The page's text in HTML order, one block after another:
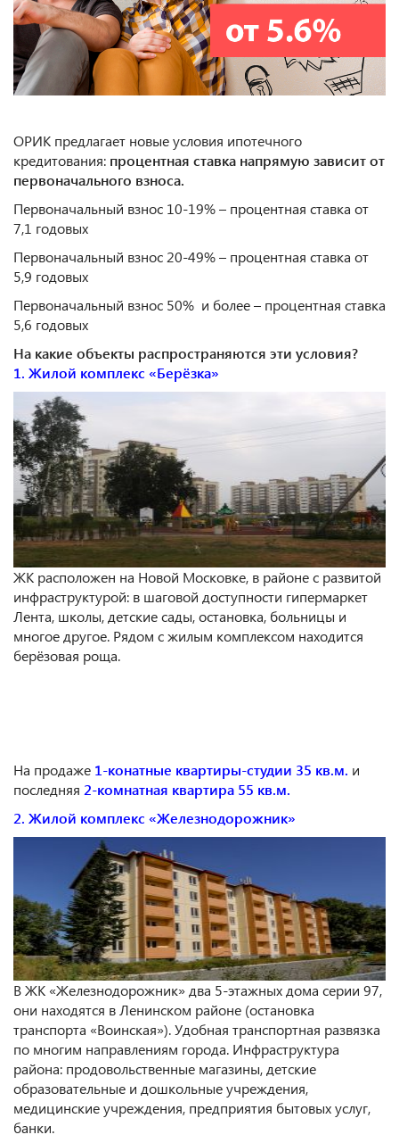
ОРИК предлагает новые условия ипотечного
кредитования: процентная ставка напрямую зависит от
первоначального взноса.
Первоначальный взнос 10-19% – процентная ставка от
7,1 годовых
Первоначальный взнос 20-49% – процентная ставка от
5,9 годовых
Первоначальный взнос 50% и более – процентная ставка
5,6 годовых
На какие объекты распространяются эти условия?
1. Жилой комплекс «Берёзка»
ЖК расположен на Новой Московке, в районе с развитой
инфраструктурой: в шаговой доступности гипермаркет
Лента, школы, детские сады, остановка, больницы и
многое другое. Рядом с жилым комплексом находится
берёзовая роща.
На продаже 1-конатные квартиры-студии 35 кв.м. и
последняя 2-комнатная квартира 55 кв.м.
2. Жилой комплекс «Железнодорожник»
В ЖК «Железнодорожник» два 5-этажных дома серии 97,
они находятся в Ленинском районе (остановка
транспорта «Воинская»). Удобная транспортная развязка
по многим направлениям города. Инфраструктура
района: продовольственные магазины, детские
образовательные и дошкольные учреждения,
медицинские учреждения, предприятия бытовых услуг,
банки.